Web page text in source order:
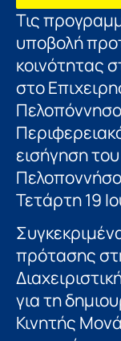
Τις
υποβολή
κοινότητας
στο
εισήγηση
Τετάρτη 19
πρότασης
για τη
Κινητής